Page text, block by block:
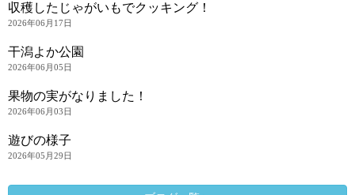
収穫したじゃがいもでクッキング！
2026年06月17日
干潟よか公園
2026年06月05日
果物の実がなりました！
2026年06月03日
遊びの様子
2026年05月29日